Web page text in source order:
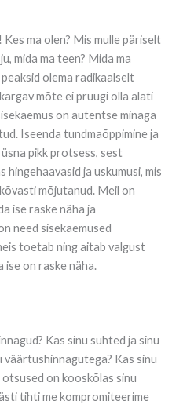
ma olen? Mis mulle päriselt
mida ma teen? Mida ma
olema radikaalselt
mõte ei pruugi olla alati
on autentse minaga
Iseenda tundmaõppimine ja
pikk protsess, sest
ja uskumusi, mis
mõjutanud. Meil on
ise raske näha ja
need sisekaemused
toetab ning aitab valgust
ise on raske näha.
Kas sinu suhted ja sinu
Kas sinu
on kooskõlas sinu
tihti me kompromiteerime